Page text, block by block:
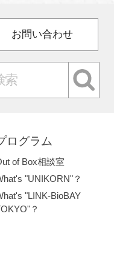
お問い合わせ
ログラム
of Box相談室
"UNIKORN"？
"LINK-BioBAY
？